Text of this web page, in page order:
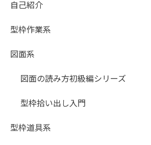
自己紹介
型枠作業系
図面系
図面の読み方初級編シリーズ
型枠拾い出し入門
型枠道具系